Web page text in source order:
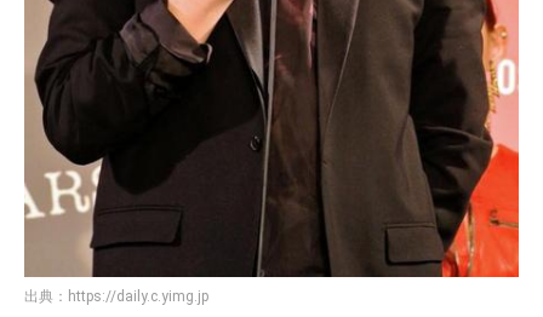
出典： https://daily.c.yimg.jp